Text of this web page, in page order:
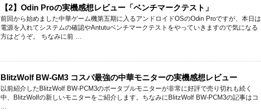
【2】Odin Proの実機感想レビュー「ベンチマークテスト」
前回から始めました中華ゲーム機第五期に入るアンドロイドOSのOdin Proですが、本日は
電源を入れてシステムの確認やAntutuベンチマークテストをやっていきますので気になる
方はどうぞ。 ちなみに前 …
BlitzWolf BW-GM3 コスパ最強の中華モニターの実機感想レビュー
以前紹介したBlitzWolf BW-PCM3のポータブルモニターが非常に好評で売り切れも続く
中、BlitzWolfの新しいモニターをご紹介します。ちなみにBlitzWolf BW-PCM3の記事はコ
…